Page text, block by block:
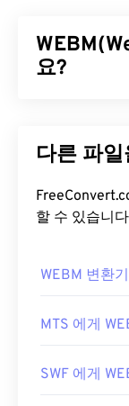
CCA) 에서 라
Scramble
기본적으로
열립니다.
DVD 드라이
어가 설치되
MPEG-2파일
VOB 파일을
요?
되었습니다.
플레이어를
VP8또는VP9
WEBM
VLC 미디어 플
을 여는 다른
Winamp
FreeConvert.com 다른
할 수 있습니
WEBM 변환기
MTS 에게
SWF 에게